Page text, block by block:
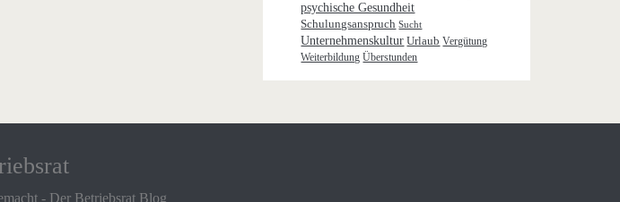
psychische Gesundheit
Schulungsanspruch Sucht
Unternehmenskultur Urlaub Vergütung
Weiterbildung Überstunden
- Der Betriebsrat Blog